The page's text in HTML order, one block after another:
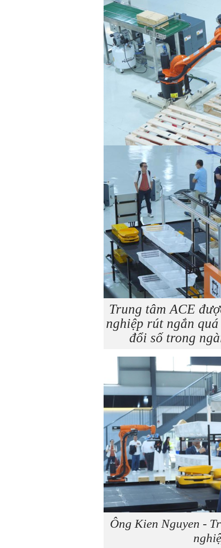
Trung tâm ACE
nghiệp rút ngắn
đổi số trong
Ông Kien Nguyen -